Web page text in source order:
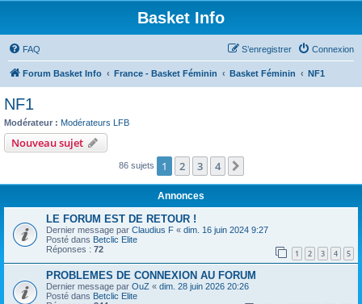
Basket Info
FAQ Connexion
S’enregistrer
Forum Basket Info France - Basket Féminin Basket Féminin NF1
NF1
Modérateur : Modérateurs LFB
Nouveau sujet
86 sujets 1 2 3 4
Annonces
LE FORUM EST DE RETOUR !
Dernier message par Claudius F « dim. 16 juin 2024 9:27
Posté dans Betclic Elite
Réponses : 72 1 2 3 4 5
PROBLEMES DE CONNEXION AU FORUM
Dernier message par OuZ « dim. 28 juin 2026 20:26
Posté dans Betclic Elite